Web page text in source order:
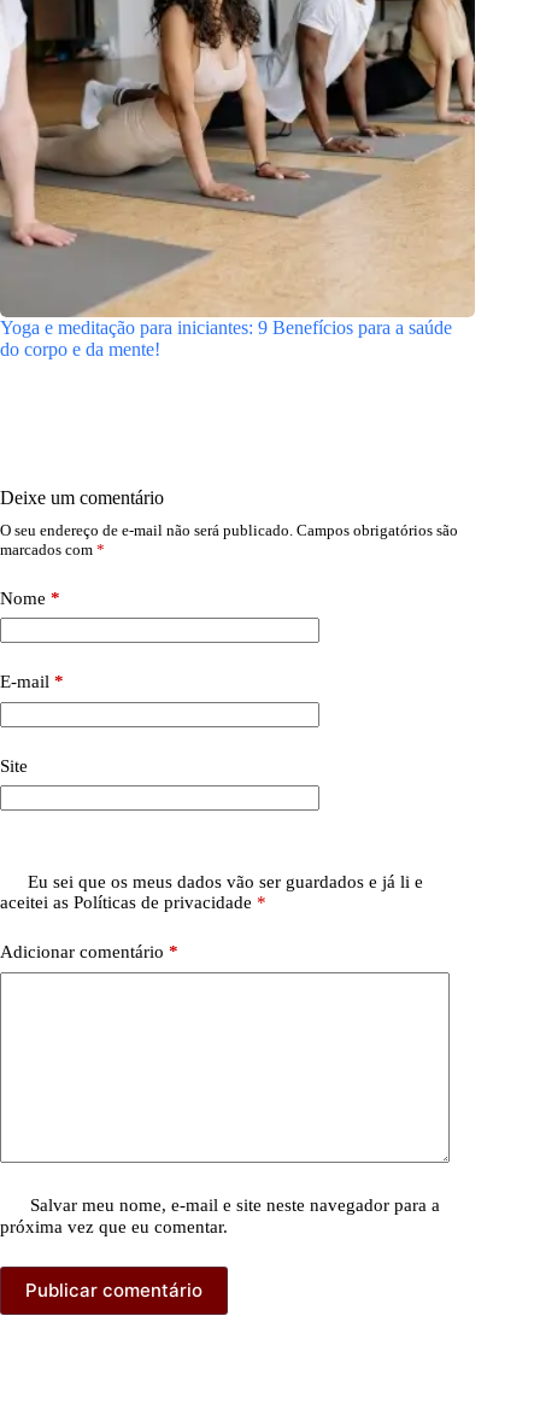
Yoga e meditação para iniciantes: 9 Benefícios para a saúde
do corpo e da mente!
Deixe um comentário
O seu endereço de e-mail não será publicado. Campos obrigatórios são
marcados com *
Nome *
E-mail *
Site
Eu sei que os meus dados vão ser guardados e já li e
aceitei as Políticas de privacidade *
Adicionar comentário *
Salvar meu nome, e-mail e site neste navegador para a
próxima vez que eu comentar.
Publicar comentário